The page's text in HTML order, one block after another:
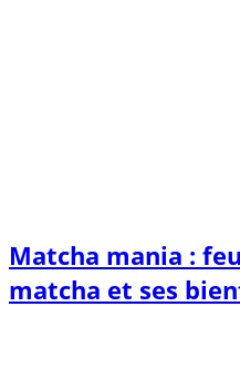
Matcha mania :
matcha et ses